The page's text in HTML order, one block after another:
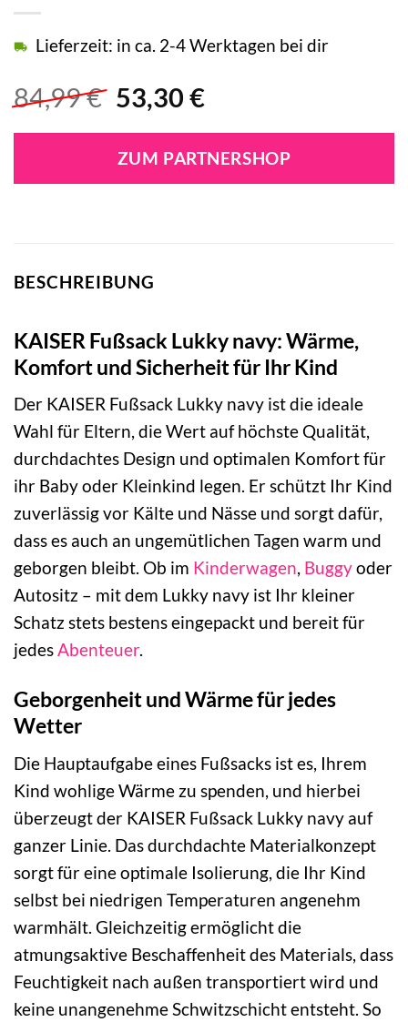
84,99€ Ursprünglicher
war:
84,99 €
53,30 €Aktueller
ist:
53,30 €.
Lieferzeit: in ca. 2-4 Werktagen bei dir
ZUM PARTNERSHOP
BESCHREIBUNG
KAISER Fußsack Lukky navy: Wärme,
Komfort und Sicherheit für Ihr Kind
Der KAISER Fußsack Lukky navy ist die ideale
Wahl für Eltern, die Wert auf höchste Qualität,
durchdachtes Design und optimalen Komfort für
ihr Baby oder Kleinkind legen. Er schützt Ihr Kind
zuverlässig vor Kälte und Nässe und sorgt dafür,
dass es auch an ungemütlichen Tagen warm und
geborgen bleibt. Ob im Kinderwagen, Buggyoder
Autositz – mit dem Lukky navy ist Ihr kleiner
Schatz stets bestens eingepackt und bereit für
jedesAbenteuer.
Geborgenheit und Wärme für jedes
Wetter
Die Hauptaufgabe eines Fußsacks ist es, Ihrem
Kind wohlige Wärme zu spenden, und hierbei
überzeugt der KAISER Fußsack Lukky navy auf
ganzer Linie. Das durchdachte Materialkonzept
sorgt für eine optimale Isolierung, die Ihr Kind
selbst bei niedrigen Temperaturen angenehm
warmhält. Gleichzeitig ermöglicht die
atmungsaktive Beschaffenheit des Materials, dass
Feuchtigkeit nach außen transportiert wird und
keine unangenehme Schwitzschicht entsteht. So